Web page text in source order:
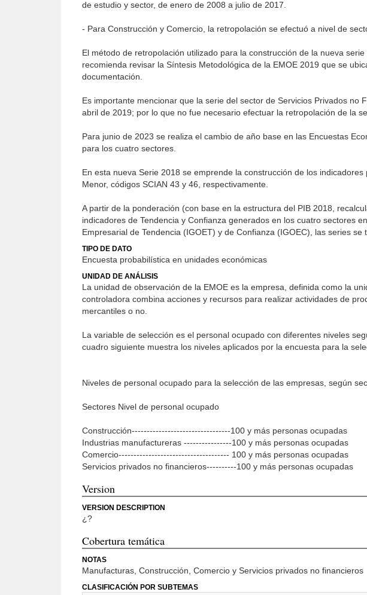
de estudio y sector, de enero de 2008 a julio de 2017.
- Para Construcción y Comercio, la retropolación se efectuó a nivel de
El método de retropolación utilizado para la construcción de la nueva
recomienda revisar la Síntesis Metodológica de la EMOE 2019 que se
documentación.
Es importante mencionar que la serie del sector de Servicios Privados
abril de 2019; por lo que no fue necesario efectuar la retropolación de la
Para junio de 2023 se realiza el cambio de año base en las Encuestas
para los cuatro sectores.
En esta nueva Serie 2018 se emprende la construcción de los
Menor, códigos SCIAN 43 y 46, respectivamente.
A partir de la ponderación (con base en la estructura del PIB 2018,
indicadores de Tendencia y Confianza generados en los cuatro sectores
Empresarial de Tendencia (IGOET) y de Confianza (IGOEC), las series se
TIPO DE DATO
Encuesta probabilística en unidades económicas
UNIDAD DE ANÁLISIS
La unidad de observación de la EMOE es la empresa, definida como la
controladora combina acciones y recursos para realizar actividades de
mercantiles o no.
La variable de selección es el personal ocupado con diferentes niveles
cuadro siguiente muestra los niveles aplicados por la encuesta para la
Niveles de personal ocupado para la selección de las empresas, según
Sectores Nivel de personal ocupado
Construcción---------------------------------100 y más personas ocupadas
Industrias manufactureras ----------------100 y más personas ocupadas
Comercio------------------------------------- 100 y más personas ocupadas
Servicios privados no financieros----------100 y más personas ocupadas
Version
VERSION DESCRIPTION
¿?
Cobertura temática
NOTAS
Manufacturas, Construcción, Comercio y Servicios privados no financieros
CLASIFICACIÓN POR SUBTEMAS